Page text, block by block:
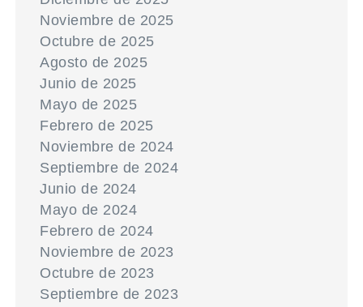
Noviembre de 2025
Octubre de 2025
Agosto de 2025
Junio de 2025
Mayo de 2025
Febrero de 2025
Noviembre de 2024
Septiembre de 2024
Junio de 2024
Mayo de 2024
Febrero de 2024
Noviembre de 2023
Octubre de 2023
Septiembre de 2023